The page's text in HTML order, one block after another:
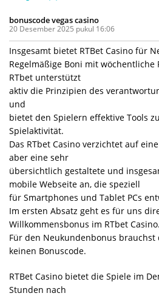
bonuscode vegas casino
20 Desember 2025 pukul 16:06
Insgesamt bietet RTBet Casino für
Regelmäßige Boni mit wöchentliche
RTbet unterstützt
aktiv die Prinzipien des
und
bietet den Spielern effektive Tools
Spielaktivität.
Das RTbet Casino verzichtet auf
aber eine sehr
übersichtlich gestaltete und
mobile Webseite an, die speziell
für Smartphones und Tablet PCs
Im ersten Absatz geht es für uns
Willkommensbonus im RTbet Casino.
Für den Neukundenbonus brauchst
keinen Bonuscode.
RTBet Casino bietet die Spiele im
Stunden nach